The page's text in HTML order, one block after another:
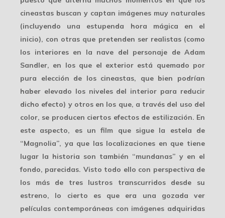
cineastas buscan y captan imágenes muy naturales
(incluyendo una estupenda hora mágica en el
inicio), con otras que pretenden ser realistas (como
los interiores en la nave del personaje de Adam
Sandler, en los que el exterior está quemado por
pura elección de los cineastas, que bien podrían
haber elevado los niveles del interior para reducir
dicho efecto) y otros en los que, a través del uso del
color, se producen ciertos efectos de estilización. En
este aspecto, es un film que sigue la estela de
“Magnolia”, ya que las localizaciones en que tiene
lugar la historia son también “mundanas” y en el
fondo, parecidas. Visto todo ello con perspectiva de
los más de tres lustros transcurridos desde su
estreno, lo cierto es que era una gozada ver
películas contemporáneas con imágenes adquiridas